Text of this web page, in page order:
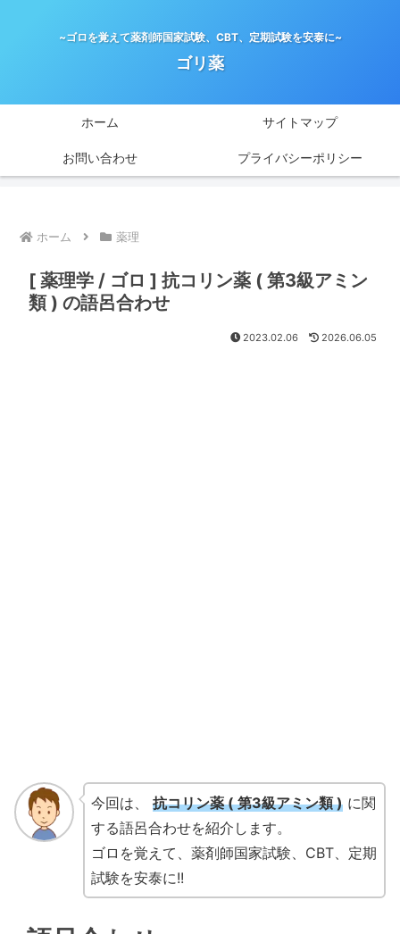
~ゴロを覚えて薬剤師国家試験、CBT、定期試験を安泰に~
ゴリ薬
ホーム サイトマップ
お問い合わせ プライバシーポリシー
ホーム 薬理
[ 薬理学 / ゴロ ] 抗コリン薬 ( 第3級アミン
類 ) の語呂合わせ
2023.02.06 2026.06.05
今回は、 抗コリン薬 ( 第3級アミン類 )に関
する語呂合わせを紹介します。
ゴロを覚えて、薬剤師国家試験、CBT、定期
試験を安泰に!!